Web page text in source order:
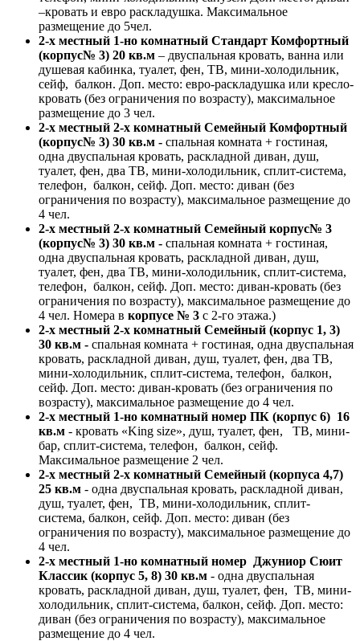
–кровать и евро раскладушка. Максимальное
размещение до 5чел.
2-х местный 1-но комнатный Стандарт Комфортный
(корпус№ 3) 20 кв.м – двуспальная кровать, ванна или
душевая кабинка, туалет, фен, ТВ, мини-холодильник,
сейф, балкон. Доп. место: евро-раскладушка или кресло-
кровать (без ограничения по возрасту), максимальное
размещение до 3 чел.
2-х местный 2-х комнатный Семейный Комфортный
(корпус№ 3) 30 кв.м - спальная комната + гостиная,
одна двуспальная кровать, раскладной диван, душ,
туалет, фен, два ТВ, мини-холодильник, сплит-система,
телефон, балкон, сейф. Доп. место: диван (без
ограничения по возрасту), максимальное размещение до
4 чел.
2-х местный 2-х комнатный Семейный корпус№ 3
(корпус№ 3) 30 кв.м - спальная комната + гостиная,
одна двуспальная кровать, раскладной диван, душ,
туалет, фен, два ТВ, мини-холодильник, сплит-система,
телефон, балкон, сейф. Доп. место: диван-кровать (без
ограничения по возрасту), максимальное размещение до
4 чел. Номера в корпусе № 3 с 2-го этажа.)
2-х местный 2-х комнатный Семейный (корпус 1, 3)
30 кв.м - спальная комната + гостиная, одна двуспальная
кровать, раскладной диван, душ, туалет, фен, два ТВ,
мини-холодильник, сплит-система, телефон, балкон,
сейф. Доп. место: диван-кровать (без ограничения по
возрасту), максимальное размещение до 4 чел.
2-х местный 1-но комнатный номер ПК (корпус 6) 16
кв.м - кровать «King size», душ, туалет, фен, ТВ, мини-
бар, сплит-система, телефон, балкон, сейф.
Максимальное размещение 2 чел.
2-х местный 2-х комнатный Семейный (корпуса 4,7)
25 кв.м - одна двуспальная кровать, раскладной диван,
душ, туалет, фен, ТВ, мини-холодильник, сплит-
система, балкон, сейф. Доп. место: диван (без
ограничения по возрасту), максимальное размещение до
4 чел.
2-х местный 1-но комнатный номер Джуниор Сюит
Классик (корпус 5, 8) 30 кв.м - одна двуспальная
кровать, раскладной диван, душ, туалет, фен, ТВ, мини-
холодильник, сплит-система, балкон, сейф. Доп. место:
диван (без ограничения по возрасту), максимальное
размещение до 4 чел.